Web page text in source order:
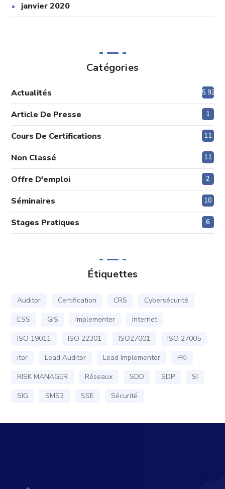
janvier 2020
Catégories
Actualités 5 920
Article De Presse 1
Cours De Certifications 11
Non Classé 11
Offre D'emploi 2
Séminaires 10
Stages Pratiques 6
Étiquettes
Auditor Certification CRS
Cybersécurité
ESS
GIS Implementer
Internet
ISO 19011
ISO 22301 ISO27001
ISO 27005
itor
Lead Auditor Lead Implementer
PKI
RISK MANAGER
Réseaux SDD SDP
SI
SIG
SMS2 SSE Sécurité